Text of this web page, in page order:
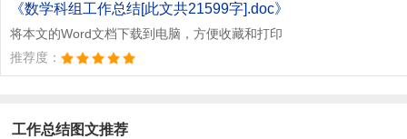
《数学科组工作总结[此文共21599字].doc》
将本文的Word文档下载到电脑，方便收藏和打印
推荐度：
工作总结图文推荐